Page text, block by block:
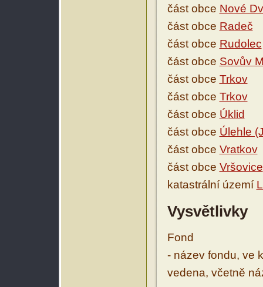
část obce Nové
část obce Radeč
část obce Rudolec
část obce Sovův
část obce Trkov
část obce Trkov
část obce Úklid
část obce Úlehle
část obce Vratkov
část obce Vršovice
katastrální území
Vysvětlivky
Fond
- název fondu, ve
vedena, včetně